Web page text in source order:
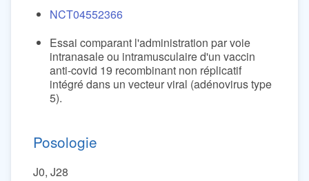
NCT04552366
Essai comparant l'administration par voie
intranasale ou intramusculaire d'un vaccin
anti-covid 19 recombinant non réplicatif
intégré dans un vecteur viral (adénovirus type
5).
Posologie
J0, J28